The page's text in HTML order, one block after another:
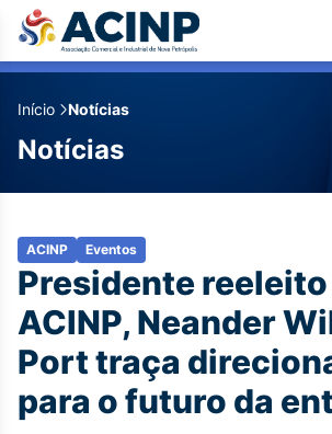
Início Notícias
Notícias
ACINP Eventos
Presidente reeleito
ACINP, Neander
Port traça
para o futuro da